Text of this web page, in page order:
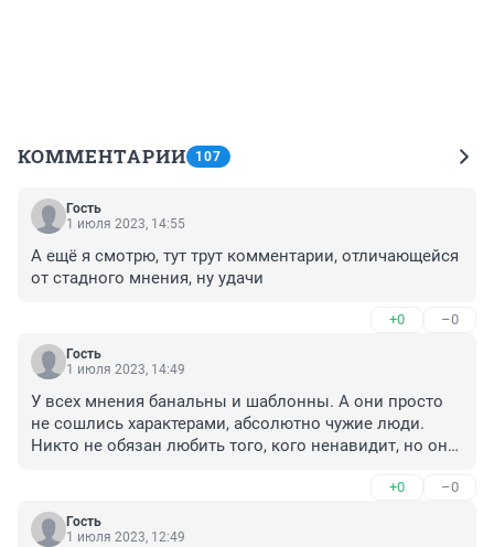
КОММЕНТАРИИ 107
Гость
1 июля 2023, 14:55
А ещё я смотрю, тут трут комментарии, отличающейся
от стадного мнения, ну удачи
+0 –0
Гость
1 июля 2023, 14:49
У всех мнения банальны и шаблонны. А они просто
не сошлись характерами, абсолютно чужие люди.
Никто не обязан любить того, кого ненавидит, но она
ломать трагикомедию и ввергать в безумие 1500
волонтёров. Человечество — одним словом. Ещё и
эта гора игрушек, никому уже по сути не нужная,
+0 –0
Гость
1 июля 2023, 12:49